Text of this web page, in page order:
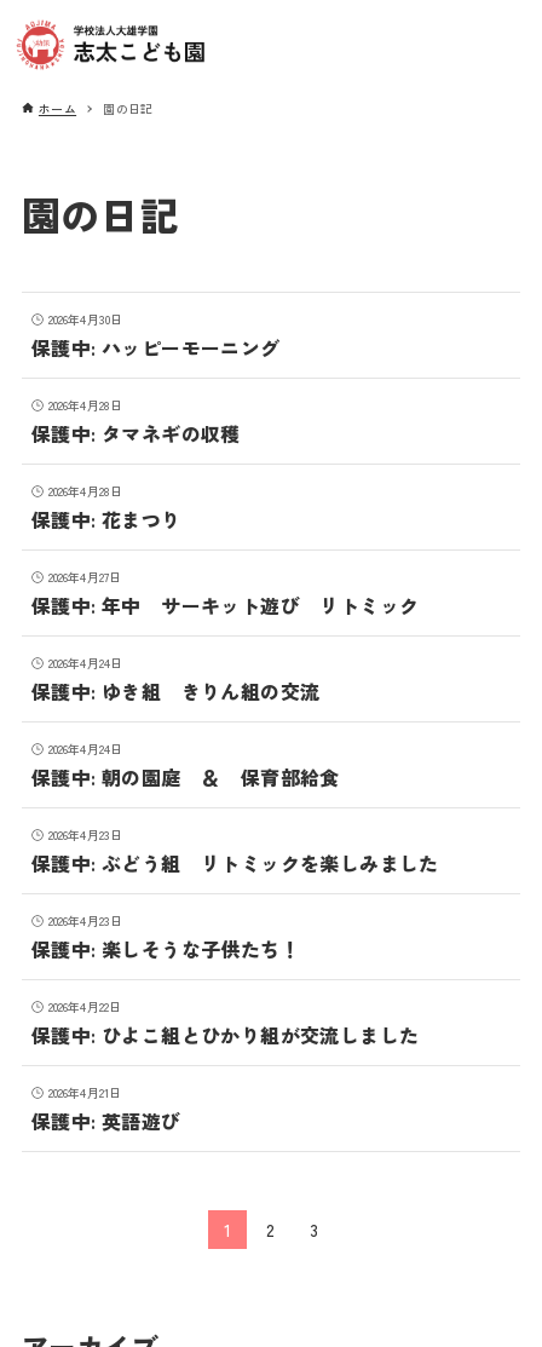
ホーム 園の日記
園の日記
2026年4月30日
保護中: ハッピーモーニング
2026年4月28日
保護中: タマネギの収穫
2026年4月28日
保護中: 花まつり
2026年4月27日
保護中: 年中 サーキット遊び リトミック
2026年4月24日
保護中: ゆき組 きりん組の交流
2026年4月24日
保護中: 朝の園庭 ＆ 保育部給食
2026年4月23日
保護中: ぶどう組 リトミックを楽しみました
2026年4月23日
保護中: 楽しそうな子供たち！
2026年4月22日
保護中: ひよこ組とひかり組が交流しました
2026年4月21日
保護中: 英語遊び
1 2 3